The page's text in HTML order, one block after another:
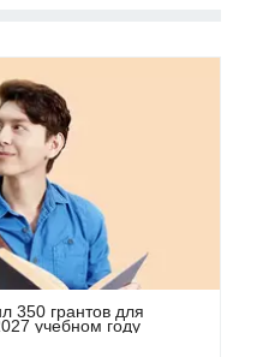
350 грантов для
учебном году